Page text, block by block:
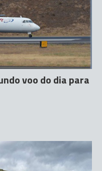
voo do dia para